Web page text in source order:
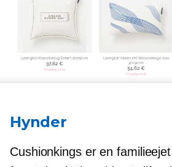
Hynder
Cushionkings er enfamilieejet